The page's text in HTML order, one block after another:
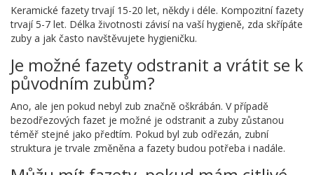
Keramické fazety trvají 15-20 let, někdy i déle. Kompozitní fazety
trvají 5-7 let. Délka životnosti závisí na vaší hygieně, zda skřípáte
zuby a jak často navštěvujete hygieničku.
Je možné fazety odstranit a vrátit se k
původním zubům?
Ano, ale jen pokud nebyl zub značně oškrábán. V případě
bezodřezových fazet je možné je odstranit a zuby zůstanou
téměř stejné jako předtím. Pokud byl zub odřezán, zubní
struktura je trvale změněna a fazety budou potřeba i nadále.